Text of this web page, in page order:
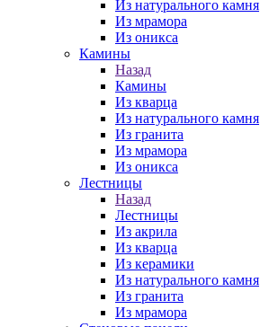
Из натурального камня
Из мрамора
Из оникса
Камины
Назад
Камины
Из кварца
Из натурального камня
Из гранита
Из мрамора
Из оникса
Лестницы
Назад
Лестницы
Из акрила
Из кварца
Из керамики
Из натурального камня
Из гранита
Из мрамора